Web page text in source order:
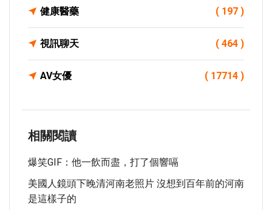
健康醫藥 ( 197 )
視訊聊天 ( 464 )
AV女優 ( 17714 )
相關閱讀
爆笑GIF：他一飲而盡，打了個響嗝
美國人鏡頭下晚清河南老照片 沒想到百年前的河南
是這樣子的